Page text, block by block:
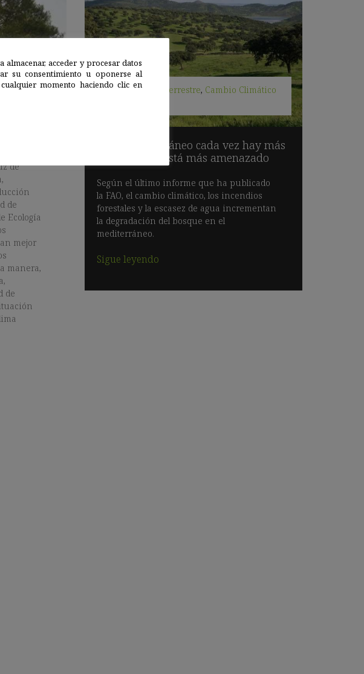
ante
de
de
Ecología
mejor
manera,
de
Biodiversidad terrestre, Cambio Climático
En el mediterráneo cada vez hay más
bosque, pero está más amenazado
Según el último informe que ha publicado
la FAO, el cambio climático, los incendios
forestales y la escasez de agua incrementan
la degradación del bosque en el
mediterráneo.
Sigue leyendo
acceder y procesar datos
su consentimiento u oponerse al
momento haciendo clic en